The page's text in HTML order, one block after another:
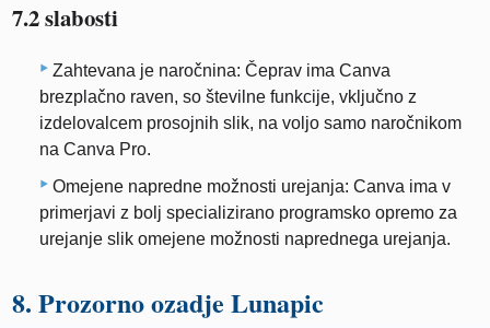
7.2 slabosti
Zahtevana je naročnina: Čeprav ima Canva
brezplačno raven, so številne funkcije, vključno z
izdelovalcem prosojnih slik, na voljo samo naročnikom
na Canva Pro.
Omejene napredne možnosti urejanja: Canva ima v
primerjavi z bolj specializirano programsko opremo za
urejanje slik omejene možnosti naprednega urejanja.
8. Prozorno ozadje Lunapic